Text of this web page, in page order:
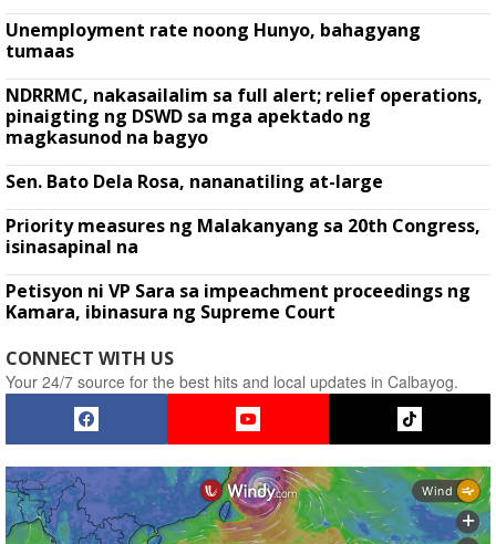
Unemployment rate noong Hunyo, bahagyang
tumaas
NDRRMC, nakasailalim sa full alert; relief operations,
pinaigting ng DSWD sa mga apektado ng
magkasunod na bagyo
Sen. Bato Dela Rosa, nananatiling at-large
Priority measures ng Malakanyang sa 20th Congress,
isinasapinal na
Petisyon ni VP Sara sa impeachment proceedings ng
Kamara, ibinasura ng Supreme Court
CONNECT WITH US
Your 24/7 source for the best hits and local updates in Calbayog.